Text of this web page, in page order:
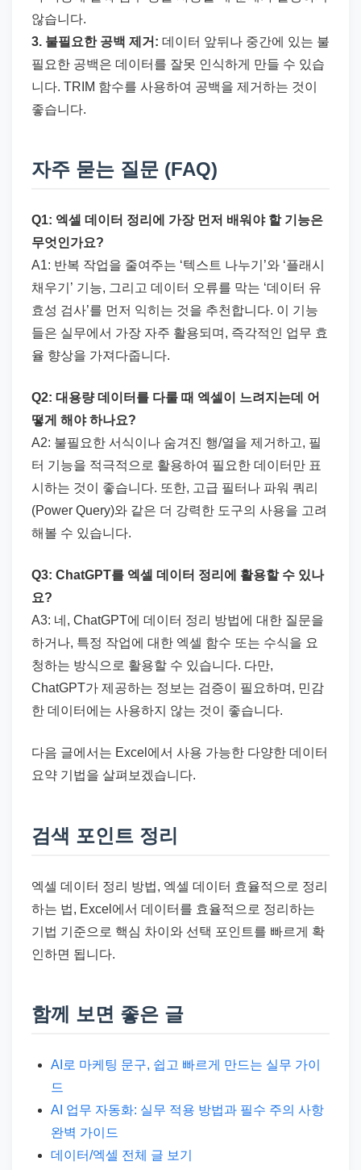
않습니다.
3. 불필요한 공백 제거: 데이터 앞뒤나 중간에 있는 불
필요한 공백은 데이터를 잘못 인식하게 만들 수 있습
니다. TRIM 함수를 사용하여 공백을 제거하는 것이
좋습니다.
자주 묻는 질문 (FAQ)
Q1: 엑셀 데이터 정리에 가장 먼저 배워야 할 기능은
무엇인가요?
A1: 반복 작업을 줄여주는 ‘텍스트 나누기’와 ‘플래시
채우기’ 기능, 그리고 데이터 오류를 막는 ‘데이터 유
효성 검사’를 먼저 익히는 것을 추천합니다. 이 기능
들은 실무에서 가장 자주 활용되며, 즉각적인 업무 효
율 향상을 가져다줍니다.
Q2: 대용량 데이터를 다룰 때 엑셀이 느려지는데 어
떻게 해야 하나요?
A2: 불필요한 서식이나 숨겨진 행/열을 제거하고, 필
터 기능을 적극적으로 활용하여 필요한 데이터만 표
시하는 것이 좋습니다. 또한, 고급 필터나 파워 쿼리
(Power Query)와 같은 더 강력한 도구의 사용을 고려
해볼 수 있습니다.
Q3: ChatGPT를 엑셀 데이터 정리에 활용할 수 있나
요?
A3: 네, ChatGPT에 데이터 정리 방법에 대한 질문을
하거나, 특정 작업에 대한 엑셀 함수 또는 수식을 요
청하는 방식으로 활용할 수 있습니다. 다만,
ChatGPT가 제공하는 정보는 검증이 필요하며, 민감
한 데이터에는 사용하지 않는 것이 좋습니다.
다음 글에서는 Excel에서 사용 가능한 다양한 데이터
요약 기법을 살펴보겠습니다.
검색 포인트 정리
엑셀 데이터 정리 방법, 엑셀 데이터 효율적으로 정리
하는 법, Excel에서 데이터를 효율적으로 정리하는
기법 기준으로 핵심 차이와 선택 포인트를 빠르게 확
인하면 됩니다.
함께 보면 좋은 글
AI로 마케팅 문구, 쉽고 빠르게 만드는 실무 가이
드
AI 업무 자동화: 실무 적용 방법과 필수 주의 사항
완벽 가이드
데이터/엑셀 전체 글 보기